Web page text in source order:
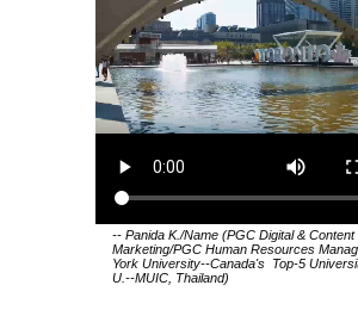
-- Panida K./Name (PGC Digital & Content
Marketing/PGC Human Resources
York University--Canada's Top-5
U.--MUIC, Thailand)